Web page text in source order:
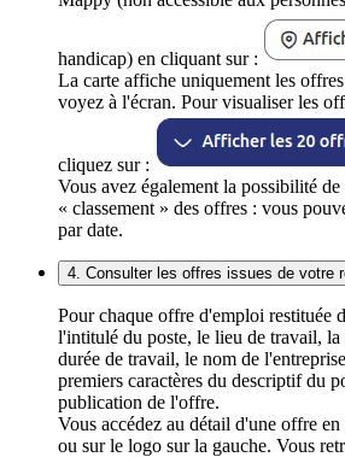
handicap) en cliquant sur :
La carte affiche uniquement les
voyez à l'écran. Pour visualiser les
cliquez sur :
Vous avez également la possibilité de
« classement » des offres : vous
par date.
4. Consulter les offres issues de votre
Pour chaque offre d'emploi restituée
l'intitulé du poste, le lieu de travail, la
durée de travail, le nom de
premiers caractères du descriptif du
publication de l'offre.
Vous accédez au détail d'une offre
ou sur le logo sur la gauche. Vous